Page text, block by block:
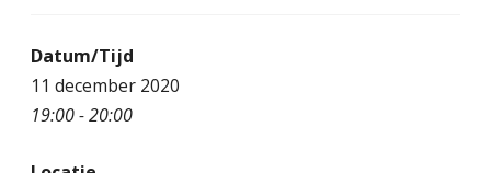
o
Datum/Tijd
11 december 2020
19:00 - 20:00